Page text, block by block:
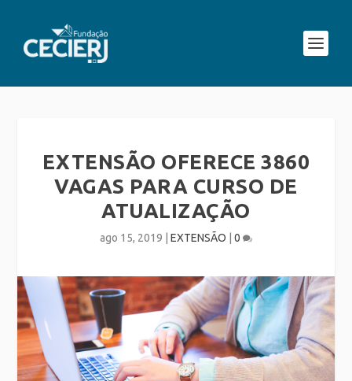
EXTENSÃO OFERECE 3860
VAGAS PARA CURSO DE
ATUALIZAÇÃO
ago 15, 2019 EXTENSÃO 0